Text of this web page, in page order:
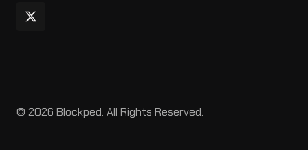
© 2026 Blockped. All Rights Reserved.